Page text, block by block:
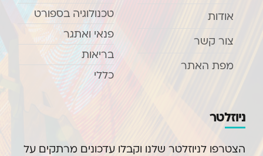
אודות
צור קשר
מפת האתר
טכנולוגיה בספורט
פנאי ואתגר
בריאות
כללי
ניוזלטר
הצטרפו לניוזלטר שלנו וקבלו עדכונים מרתקים על